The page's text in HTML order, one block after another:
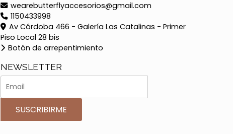
wearebutterflyaccesorios@gmail.com
1150433998
Av Córdoba 466 - Galería Las Catalinas - Primer
Piso Local 28 bis
Botón de arrepentimiento
NEWSLETTER
SUSCRIBIRME